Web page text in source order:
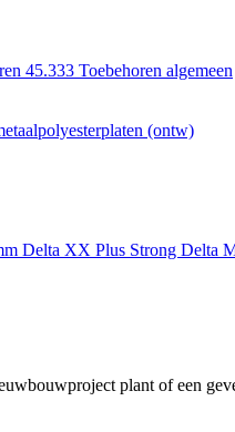
45.333 Toebehoren algemeen
(ontw)
Delta XX Plus Strong Delta
plant of een